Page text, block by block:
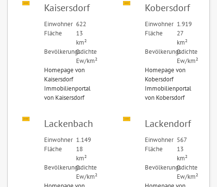
Kaisersdorf
Einwohner 622
Fläche
13
km²
Bevölkerungsdichte
0
Ew/km²
Homepage von
Kaisersdorf
Immobilienportal
von Kaisersdorf
Kobersdorf
Einwohner 1.919
Fläche
27
km²
Bevölkerungsdichte
0
Ew/km²
Homepage von
Kobersdorf
Immobilienportal
von Kobersdorf
Lackenbach
Einwohner 1.149
Fläche
18
km²
Bevölkerungsdichte
0
Ew/km²
Lackendorf
Einwohner 567
Fläche
13
km²
Bevölkerungsdichte
0
Ew/km²